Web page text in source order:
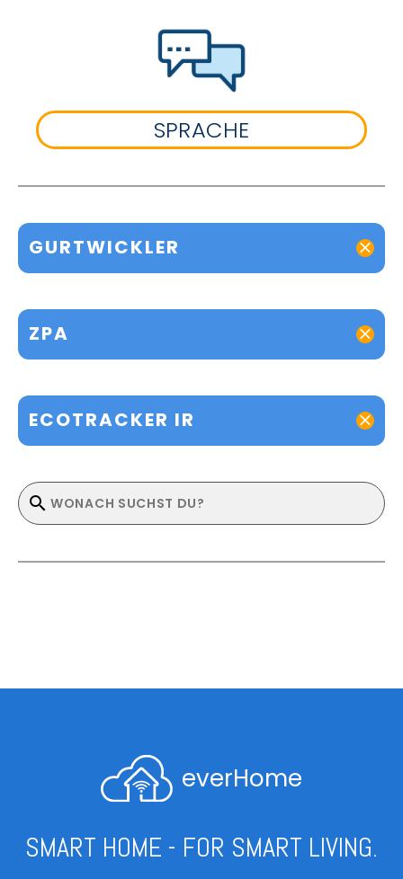
SPRACHE
GURTWICKLER
ZPA
ECOTRACKER IR
everHome
SMART HOME - FOR SMART LIVING.